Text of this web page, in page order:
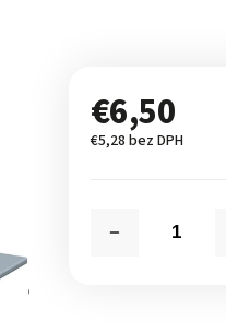
€6,50
€5,28 bez DPH